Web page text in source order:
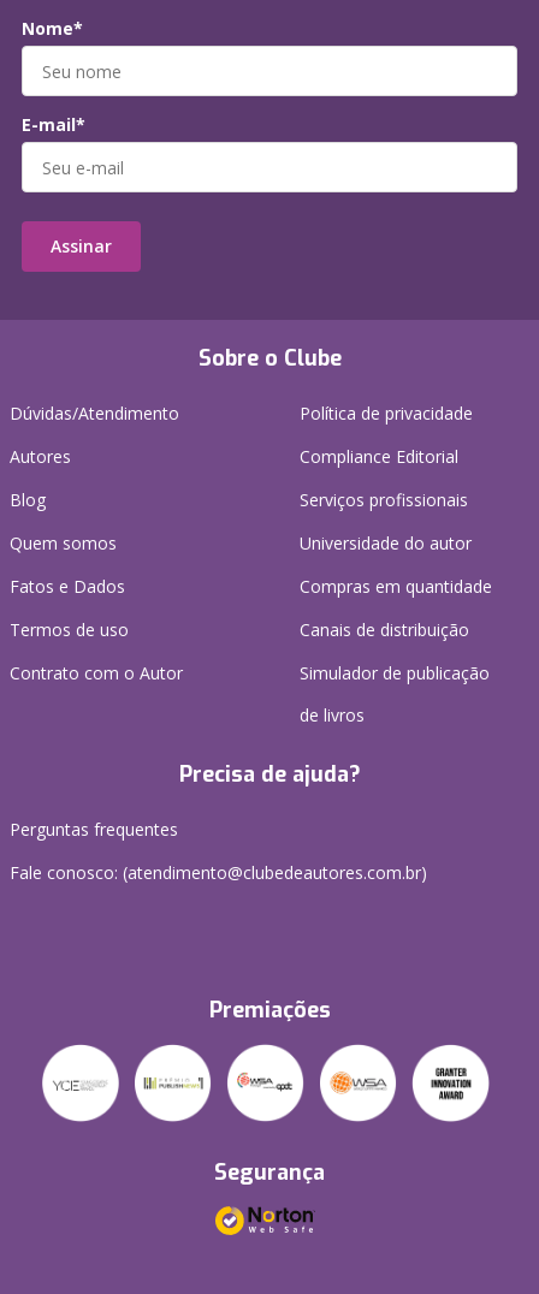
Sobre o Clube
Dúvidas/Atendimento
Autores
Blog
Quem somos
Fatos e Dados
Termos de uso
Contrato com o Autor
Política de privacidade
Compliance Editorial
Serviços profissionais
Universidade do autor
Compras em quantidade
Canais de distribuição
Simulador de publicação
de livros
Precisa de ajuda?
Perguntas frequentes
Fale conosco: (atendimento@clubedeautores.com.br)
Premiações
Segurança
Nome*
E-mail*
Assinar